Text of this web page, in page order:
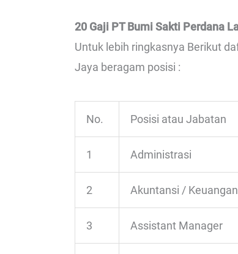
20 Gaji PT Bumi Sakti Perdana
Untuk lebih ringkasnya Berikut
Jaya beragam posisi :
No. Posisi atau Jabatan
1 Administrasi
2 Akuntansi / Keuangan
3 Assistant Manager